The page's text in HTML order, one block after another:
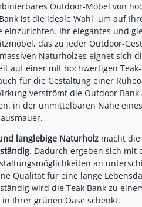
Outdoor-Möbel von
ist die ideale Wahl, um auf
einzurichten. Ihr elegantes und
das zu jeder Outdoor-
Naturholzes eignet sich
auf einer mit hochwertigen
für die Gestaltung einer
verströmt die Outdoor
in der unmittelbaren Nähe
langlebige Naturholz macht die
. Dadurch ergeben sich mit
an
Qualität für eine lange
wird die Teak Bank zu
Ihrer grünen Oase schenkt.